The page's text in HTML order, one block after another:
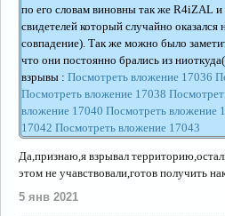
по его словам виновны так же R4iZAL и
свидетелей который случайно оказался
совпадение). Так же можно было
что они постоянно брались из
взрывы : Посмотреть вложение 17036
Посмотреть вложение 17038
вложение 17040 Посмотреть вложение
17042 Посмотреть вложение 17043
Да,признаю,я взрывал
этом не учавствовали,готов получить
5 янв 2021